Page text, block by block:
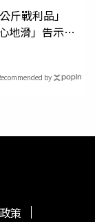
斤戰利品」
地滑」告示牌
by
策